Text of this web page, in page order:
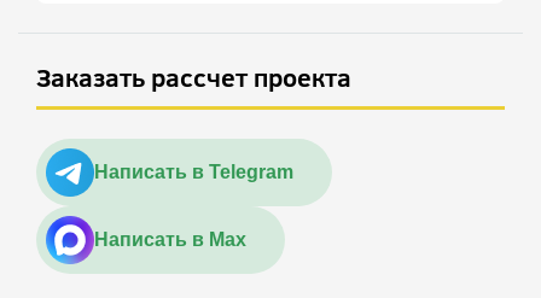
Заказать рассчет проекта
Написать в Telegram
Написать в Max